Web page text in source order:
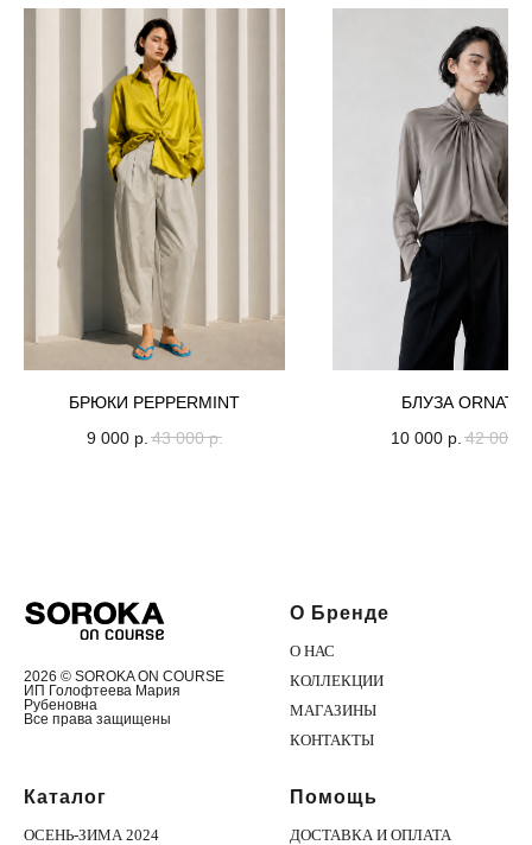
БРЮКИ PEPPERMINT
9 000 р. 43 000 р.
БЛУЗА ORNATE
10 000 р. 42 000
2026 © SOROKA ON COURSE
ИП Голофтеева Мария
Рубеновна
Все права защищены
О Бренде
О НАС
КОЛЛЕКЦИИ
МАГАЗИНЫ
КОНТАКТЫ
Каталог
ОСЕНЬ-ЗИМА 2024
Помощь
ДОСТАВКА И ОПЛАТА